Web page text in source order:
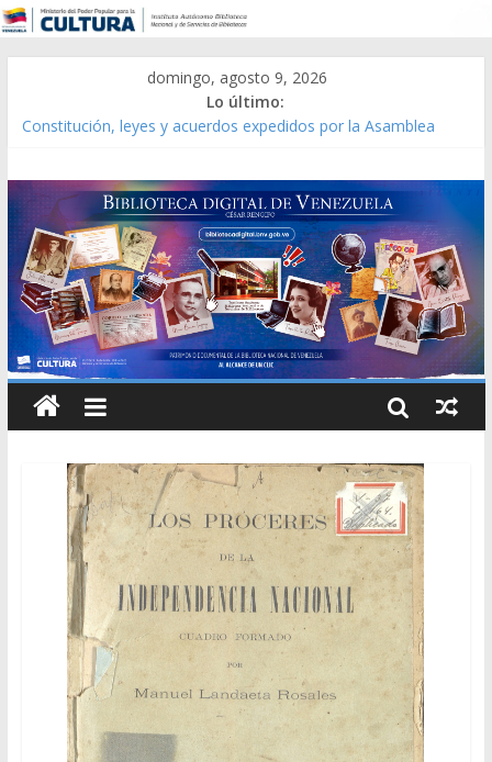
domingo, agosto 9, 2026
Lo último:
Constitución, leyes y acuerdos expedidos por la Asamblea
Modesta Bor Sánchez [material gráfico]
Gaceta Oficial de la República de Venezuela año CXXXIII Mes V,
Caracas 09 de marzo de 2006 N° 38.394
Catálogo temático de obras de Modesta Bor